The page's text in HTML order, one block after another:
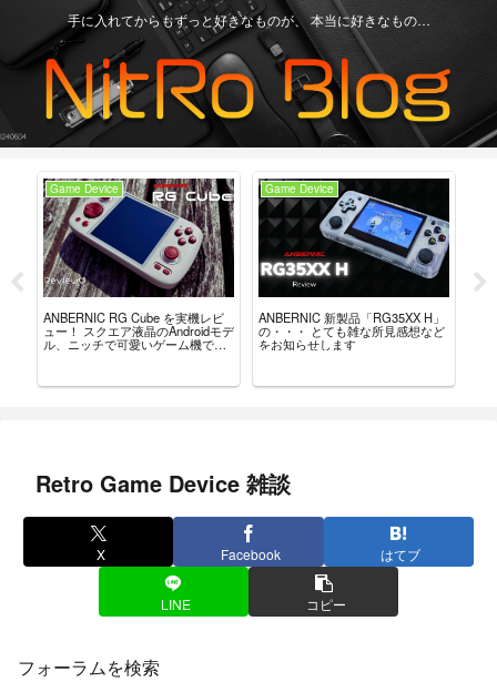
手に入れてからもずっと好きなものが、 本当に好きなもの…
Game Device
ANBERNIC RG Cube を実機レビ
ュー！ スクエア液晶のAndroidモデ
ル、ニッチで可愛いゲーム機で
Game Device
ANBERNIC 新製品「RG35XX H」
の・・・ とても雑な所見感想など
をお知らせします
Retro Game Device 雑談
X Facebook はてブ
LINE コピー
フォーラムを検索